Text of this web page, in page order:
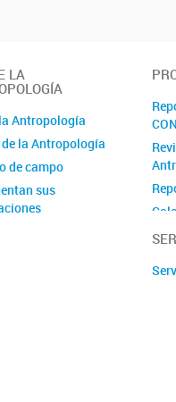
LA
Antropología
de la Antropología
de campo
sus